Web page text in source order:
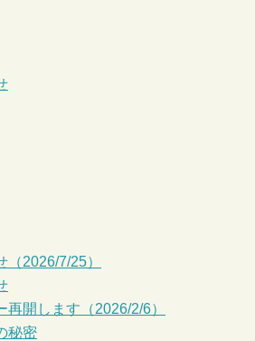
2026/7/25）
再開します（2026/2/6）
秘密